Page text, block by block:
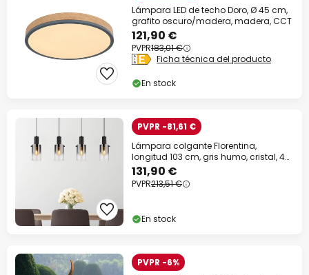
Lámpara LED de techo Doro, Ø 45 cm,
grafito oscuro/madera, madera, CCT
121,90 €
PVPR183,01 €
Ficha técnica del producto
En stock
PVPR -81,61 €
Lámpara colgante Florentina,
longitud 103 cm, gris humo, cristal, 4
luces.
131,90 €
PVPR213,51 €
En stock
PVPR -6%